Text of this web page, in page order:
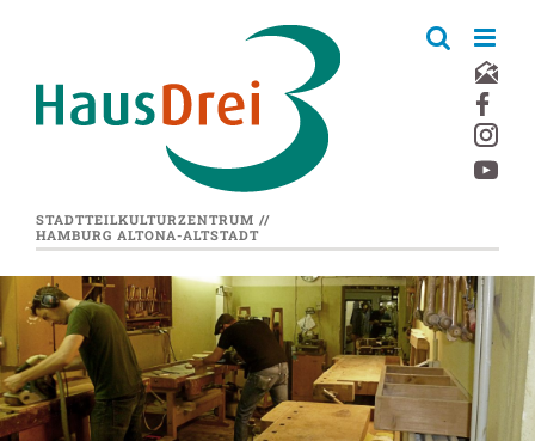
STADTTEILKULTURZENTRUM //
HAMBURG ALTONA-ALTSTADT